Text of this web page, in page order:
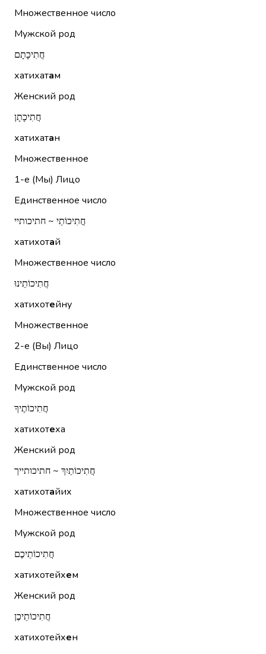
Множественное число
Мужской род
חֲתִיכָתָם
хатихатам
Женский род
חֲתִיכָתָן
хатихатан
Множественное
1-е (Мы) Лицо
Единственное число
חֲתִיכוֹתַי ~ חתיכותיי
хатихотай
Множественное число
חֲתִיכוֹתֵינוּ
хатихотейну
Множественное
2-е (Вы) Лицо
Единственное число
Мужской род
חֲתִיכוֹתֶיךָ
хатихотеха
Женский род
חֲתִיכוֹתַיִךְ ~ חתיכותייך
хатихотайих
Множественное число
Мужской род
חֲתִיכוֹתֵיכֶם
хатихотейхем
Женский род
חֲתִיכוֹתֵיכֶן
хатихотейхен